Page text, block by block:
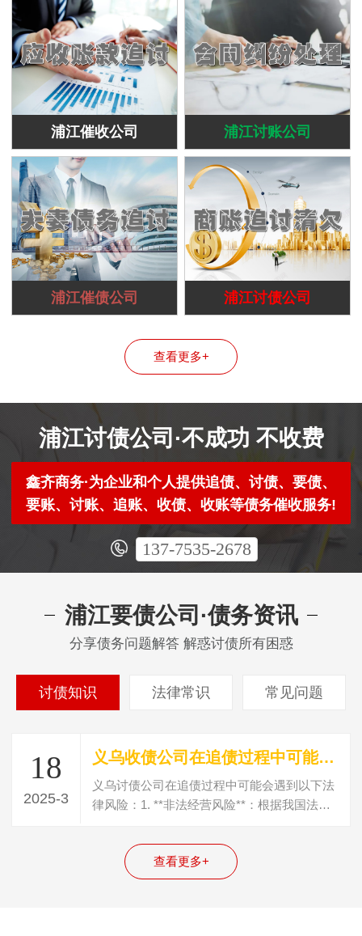
浦江催收公司 浦江讨账公司
浦江催债公司 浦江讨债公司
查看更多+
浦江讨债公司·不成功 不收费
鑫齐商务·为企业和个人提供追债、讨债、要债、
要账、讨账、追账、收债、收账等债务催收服务!
137-7535-2678
浦江要债公司·债务资讯
分享债务问题解答 解惑讨债所有困惑
讨债知识 法律常识 常见问题
18
2025-3
义乌收债公司在追债过程中可能会遇到哪些法律风险?
义乌讨债公司在追债过程中可能会遇到以下法
律风险：1. **非法经营风险**：根据我国法律
查看更多+